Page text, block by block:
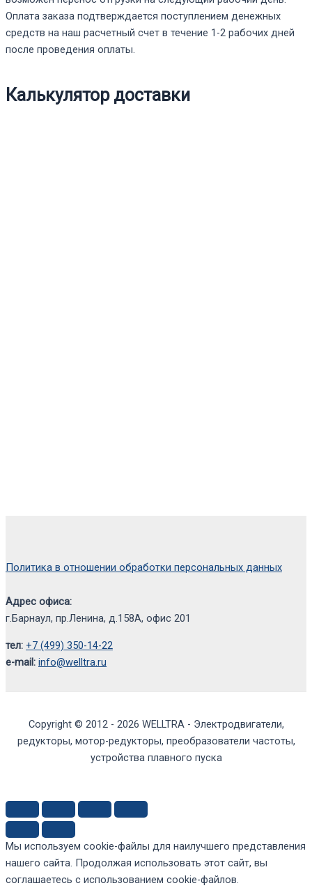
Оплата заказа подтверждается поступлением денежных
средств на наш расчетный счет в течение 1-2 рабочих дней
после проведения оплаты.
Калькулятор доставки
Политика в отношении обработки персональных данных
Адрес офиса:
г.Барнаул, пр.Ленина, д.158А, офис 201
тел: +7 (499) 350-14-22
e-mail: info@welltra.ru
Copyright © 2012 - 2026 WELLTRA - Электродвигатели,
редукторы, мотор-редукторы, преобразователи частоты,
устройства плавного пуска
Мы используем cookie-файлы для наилучшего представления
нашего сайта. Продолжая использовать этот сайт, вы
соглашаетесь с использованием cookie-файлов.